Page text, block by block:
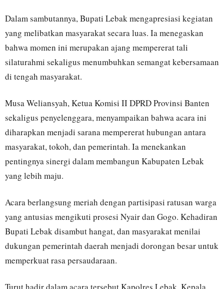
Dalam sambutannya, Bupati Lebak mengapresiasi kegiatan
yang melibatkan masyarakat secara luas. Ia menegaskan
bahwa momen ini merupakan ajang mempererat tali
silaturahmi sekaligus menumbuhkan semangat kebersamaan
di tengah masyarakat.
Musa Weliansyah, Ketua Komisi II DPRD Provinsi Banten
sekaligus penyelenggara, menyampaikan bahwa acara ini
diharapkan menjadi sarana mempererat hubungan antara
masyarakat, tokoh, dan pemerintah. Ia menekankan
pentingnya sinergi dalam membangun Kabupaten Lebak
yang lebih maju.
Acara berlangsung meriah dengan partisipasi ratusan warga
yang antusias mengikuti prosesi Nyair dan Gogo. Kehadiran
Bupati Lebak disambut hangat, dan masyarakat menilai
dukungan pemerintah daerah menjadi dorongan besar untuk
memperkuat rasa persaudaraan.
Turut hadir dalam acara tersebut Kapolres Lebak, Kepala